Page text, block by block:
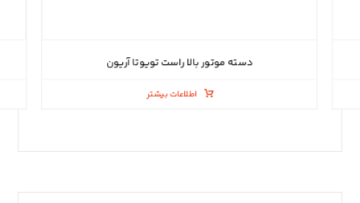
دسته موتور بالا راست تویوتا آریون
اطلاعات بیشتر